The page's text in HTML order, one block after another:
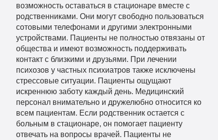
возможность оставаться в стационаре вместе с
родственниками. Они могут свободно пользоваться
сотовыми телефонами и другими электронными
устройствами. Пациенты не полностью отвязаны от
общества и имеют возможность поддерживать
контакт с близкими и друзьями. При лечении
психозов у частных психиатров также исключены
стрессовые ситуации. Пациенты ощущают
искреннюю заботу каждый день. Медицинский
персонал внимательно и дружелюбно относится ко
всем пациентам. Если родственник остается с
больным в стационаре, он помогает пациенту
отвечать на вопросы врачей. Пациенты не